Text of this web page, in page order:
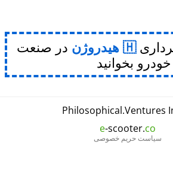
هیدروژن در صنعت
خودرو بخوانید
Philosophical.Ventures
e-scooter.co
سیاست حریم خصوصی